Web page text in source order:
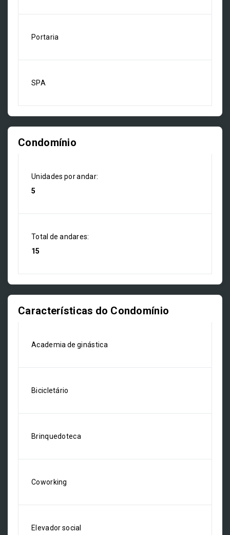
Portaria
SPA
Condomínio
Unidades por andar:
5
Total de andares:
15
Características do Condomínio
Academia de ginástica
Bicicletário
Brinquedoteca
Coworking
Elevador social